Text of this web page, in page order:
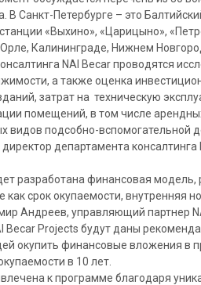
Санкт-Петербурге – это
«Выхино», «Царицыно»,
Калининграде, Нижнем
NAI Becar проводятся
а также оценка
затрат на техническую
помещений, в том числе
видов подсобно-вспомогательной
департамента консалтинга
разработана финансовая модель,
как срок окупаемости, внутренняя
Андреев, управляющий партнер
Becar Projects будут даны
окупить финансовые вложения в
в 10 лет.
к программе благодаря